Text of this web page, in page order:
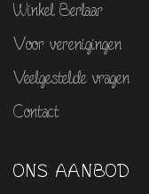
Winkel Berlaar
Voor verenigingen
Veelgestelde vragen
Contact
ONS AANBOD